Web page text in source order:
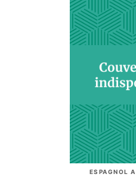
ESPAGNOL